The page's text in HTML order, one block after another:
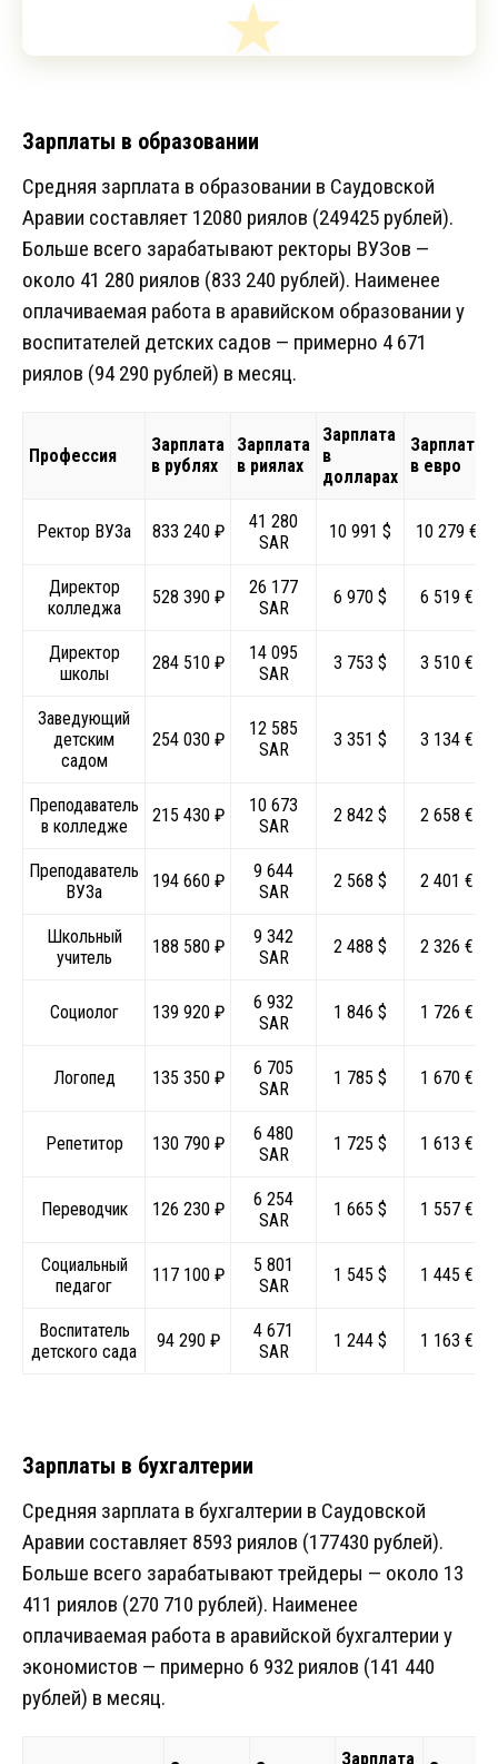
Зарплаты в образовании
Средняя зарплата в образовании в Саудовской
Аравии составляет 12080 риялов (249425 рублей).
Больше всего зарабатывают ректоры ВУЗов —
около 41 280 риялов (833 240 рублей). Наименее
оплачиваемая работа в аравийском образовании у
воспитателей детских садов — примерно 4 671
риялов (94 290 рублей) в месяц.
Профессия
Зарплата
в рублях
Зарплата
в риялах
Зарплата
в
долларах
Зарплата
в евро
Ректор ВУЗа 833 240 ₽
41 280
SAR
10 991 $ 10 279 €
Директор
колледжа
528 390 ₽
26 177
SAR
6 970 $ 6 519 €
Директор
школы
284 510 ₽
14 095
SAR
3 753 $ 3 510 €
Заведующий
детским
садом
254 030 ₽
12 585
SAR
3 351 $ 3 134 €
Преподаватель
в колледже
215 430 ₽
10 673
SAR
2 842 $ 2 658 €
Преподаватель
ВУЗа
194 660 ₽
9 644
SAR
2 568 $ 2 401 €
Школьный
учитель
188 580 ₽
9 342
SAR
2 488 $ 2 326 €
Социолог 139 920 ₽
6 932
SAR
1 846 $ 1 726 €
Логопед 135 350 ₽
6 705
SAR
1 785 $ 1 670 €
Репетитор 130 790 ₽
6 480
SAR
1 725 $ 1 613 €
Переводчик 126 230 ₽
6 254
SAR
1 665 $ 1 557 €
Социальный
педагог
117 100 ₽
5 801
SAR
1 545 $ 1 445 €
Воспитатель
детского сада
94 290 ₽
4 671
SAR
1 244 $ 1 163 €
Зарплаты в бухгалтерии
Средняя зарплата в бухгалтерии в Саудовской
Аравии составляет 8593 риялов (177430 рублей).
Больше всего зарабатывают трейдеры — около 13
411 риялов (270 710 рублей). Наименее
оплачиваемая работа в аравийской бухгалтерии у
экономистов — примерно 6 932 риялов (141 440
рублей) в месяц.
Зарплата